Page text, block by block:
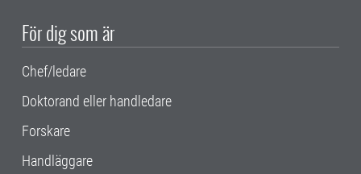
För dig som är
Chef/ledare
Doktorand eller handledare
Forskare
Handläggare